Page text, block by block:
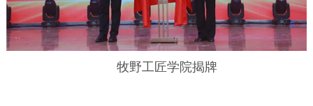
牧野工匠学院揭牌